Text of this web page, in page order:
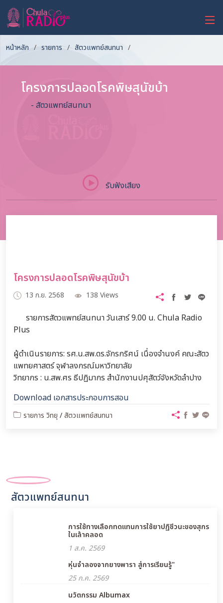
หน้าหลัก รายการ สัตวแพทย์สนทนา
โครงการปลอดโรคพิษสุนัขบ้า
- สัตวแพทย์สนทนา
รับฟังเสียง
โครงการปลอดโรคพิษสุนัขบ้า
13 ก.ย. 2568 138 Views
รายการสัตวแพทย์สนทนา วันเสาร์ 9.00 น. Chula Radio
Plus
ผู้ดำเนินรายการ: รศ.น.สพ.ดร.จักรกริศน์ เนื่องจำนงค์ คณะสัตว
แพทยศาสตร์ จุฬาลงกรณ์มหาวิทยาลัย
วิทยากร : น.สพ.ศร ธีปฏิมากร สำนักงานปศุสัตว์จังหวัดลำปาง
Download เอกสารประกอบการสอน
รายการ วิทยุ /สัตวแพทย์สนทนา
สัตวแพทย์สนทนา
การใช้ทางเลือกทดแทนการใช้ยาปฏิชีวนะของสุกร
ในเล้าคลอด
1 ส.ค. 2569
หุ่นจำลองจากยางพารา สู่การเรียนรู้"
25 ก.ค. 2569
นวัตกรรม Albumax